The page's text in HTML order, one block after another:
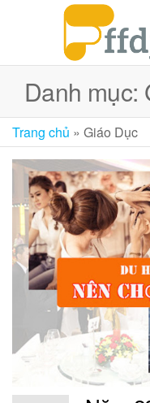
dung
Danh mục:
Trang chủ » Giáo Dục